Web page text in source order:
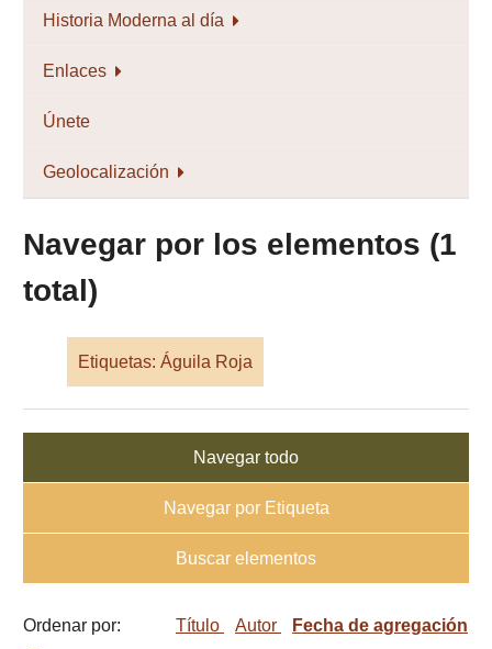
Historia Moderna al día
Enlaces
Únete
Geolocalización
Navegar por los elementos (1
total)
Etiquetas: Águila Roja
Navegar todo
Navegar por Etiqueta
Buscar elementos
Ordenar por: Título Autor Fecha de agregación